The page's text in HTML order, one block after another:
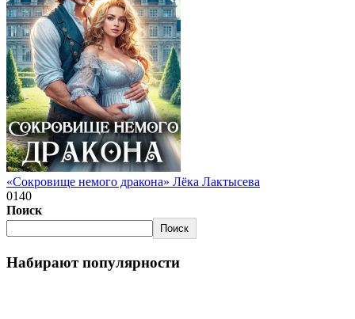
«Сокровище немого дракона» Лёка Лактысева
0140
Поиск
Поиск
Набирают популярности